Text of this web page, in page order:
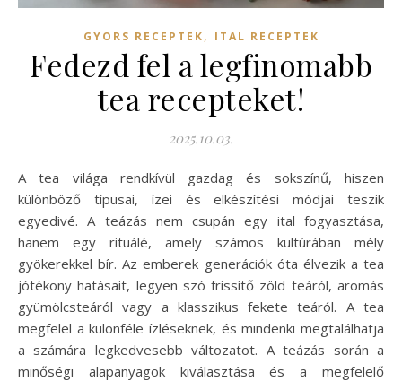
GYORS RECEPTEK, ITAL RECEPTEK
Fedezd fel a legfinomabb
tea recepteket!
2025.10.03.
A tea világa rendkívül gazdag és sokszínű, hiszen
különböző típusai, ízei és elkészítési módjai teszik
egyedivé. A teázás nem csupán egy ital fogyasztása,
hanem egy rituálé, amely számos kultúrában mély
gyökerekkel bír. Az emberek generációk óta élvezik a tea
jótékony hatásait, legyen szó frissítő zöld teáról, aromás
gyümölcsteáról vagy a klasszikus fekete teáról. A tea
megfelel a különféle ízléseknek, és mindenki megtalálhatja
a számára legkedvesebb változatot. A teázás során a
minőségi alapanyagok kiválasztása és a megfelelő